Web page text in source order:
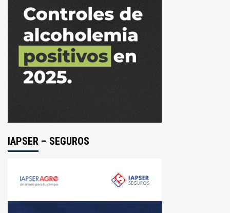
IAPSER – SEGUROS